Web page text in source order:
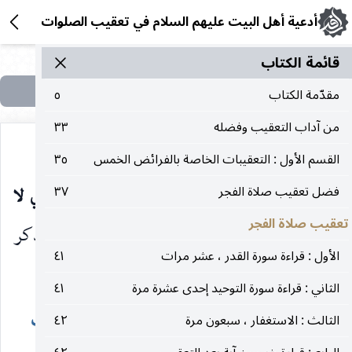
أدعية أهل البيت عليهم السلام في تعقيب الصلوات
قائمة الکتاب
مقدّمة الكتاب
٥
من آداب التعقيب وفضله
٣٣
القسم الأول : التعقيبات الخاصة بالفرائض الخمس
٣٥
فضل تعقيب صلاة الفجر
٣٧
تعقيب صلاة الفجر
الأول : قراءة سورة القدر ، عشر مرات
٤١
الثاني : قراءة سورة التوحيد إحدى عشرة مرة
٤١
الثالث : الاستغفار ، سبعون مرة
٤٢
الأسْمَاءِ ، وَبِمَا يَشتَمِلُ عَلَيْهِ مِنَ التَّفْسيرِ وَالتَّدْبيرِ الَّذي لا
يُحيطُ بِهِ إلّا أنْتَ ، أنْ تَفْعَلَ بِي كَذا وَكَذا ،
وتذكر
حاجتك عوض كذا وكذا.
دعاء الإمام زين العابدين في يوم السبت